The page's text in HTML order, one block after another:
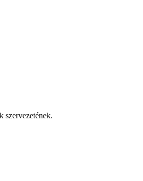
szervezetének.